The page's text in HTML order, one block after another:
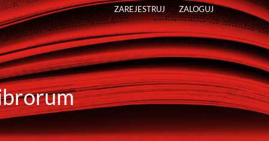
ZAREJESTRUJ ZALOGUJ